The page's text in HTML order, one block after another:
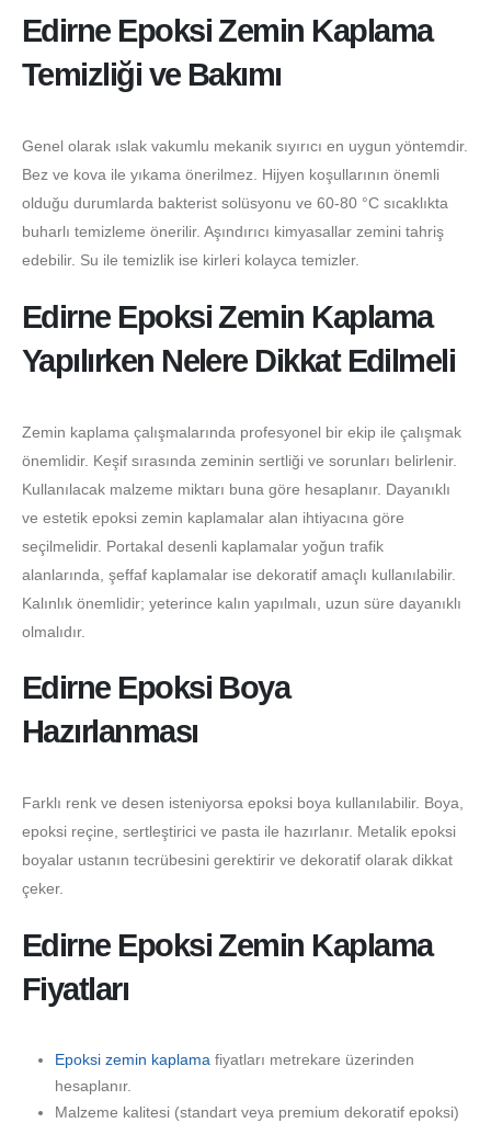
Edirne Epoksi Zemin Kaplama
Temizliği ve Bakımı
Genel olarak ıslak vakumlu mekanik sıyırıcı en uygun yöntemdir.
Bez ve kova ile yıkama önerilmez. Hijyen koşullarının önemli
olduğu durumlarda bakterist solüsyonu ve 60-80 °C sıcaklıkta
buharlı temizleme önerilir. Aşındırıcı kimyasallar zemini tahriş
edebilir. Su ile temizlik ise kirleri kolayca temizler.
Edirne Epoksi Zemin Kaplama
Yapılırken Nelere Dikkat Edilmeli
Zemin kaplama çalışmalarında profesyonel bir ekip ile çalışmak
önemlidir. Keşif sırasında zeminin sertliği ve sorunları belirlenir.
Kullanılacak malzeme miktarı buna göre hesaplanır. Dayanıklı
ve estetik epoksi zemin kaplamalar alan ihtiyacına göre
seçilmelidir. Portakal desenli kaplamalar yoğun trafik
alanlarında, şeffaf kaplamalar ise dekoratif amaçlı kullanılabilir.
Kalınlık önemlidir; yeterince kalın yapılmalı, uzun süre dayanıklı
olmalıdır.
Edirne Epoksi Boya
Hazırlanması
Farklı renk ve desen isteniyorsa epoksi boya kullanılabilir. Boya,
epoksi reçine, sertleştirici ve pasta ile hazırlanır. Metalik epoksi
boyalar ustanın tecrübesini gerektirir ve dekoratif olarak dikkat
çeker.
Edirne Epoksi Zemin Kaplama
Fiyatları
Epoksi zemin kaplama fiyatları metrekare üzerinden
hesaplanır.
Malzeme kalitesi (standart veya premium dekoratif epoksi)